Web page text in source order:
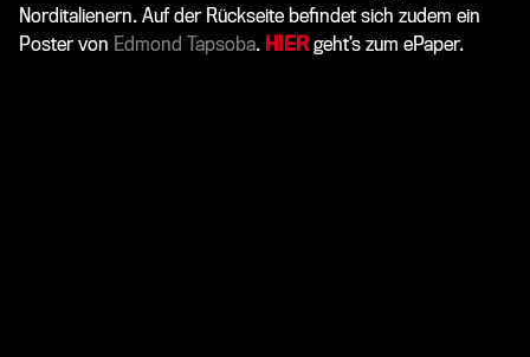
Norditalienern. Auf der Rückseite befindet sich zudem ein
Poster von Edmond Tapsoba. HIERgeht’s zum ePaper.